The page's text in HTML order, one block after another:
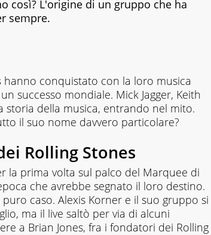
così? L'origine di un gruppo che ha
sempre.
hanno conquistato con la loro musica
successo mondiale. Mick Jagger, Keith
storia della musica, entrando nel mito.
il suo nome davvero particolare?
Rolling Stones
la prima volta sul palco del Marquee di
che avrebbe segnato il loro destino.
caso. Alexis Korner e il suo gruppo si
ma il live saltò per via di alcuni
a Brian Jones, fra i fondatori dei Rolling